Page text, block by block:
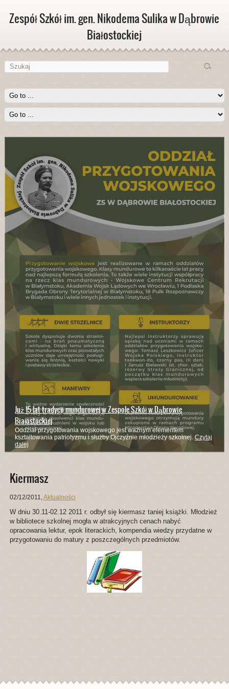
Zespół Szkół im. gen. Nikodema Sulika w Dąbrowie
Białostockiej
Już 15 lat tradycji mundurowej w Zespole Szkół w Dąbrowie
Białostockiej
Oddział przygotowania wojskowego jest ważnym elementem
kształtowania patriotyzmu i służby Ojczyźnie młodzieży szkolnej. Czytaj
dalej
Kiermasz
02/12/2011,Aktualności
W dniu 30.11-02.12 2011 r. odbył się kiermasz taniej książki. Młodzież
w bibliotece szkolnej mogła w atrakcyjnych cenach nabyć
opracowania lektur, epok literackich, kompendia wiedzy przydatne w
przygotowaniu do matury z poszczególnych przedmiotów.